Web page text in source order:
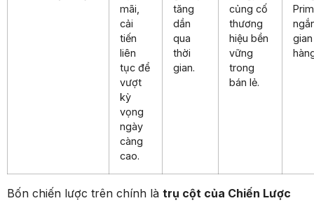
mãi,
cải
tiến
liên
tục để
vượt
kỳ
vọng
ngày
càng
cao.
tăng
dần
qua
thời
gian.
củng cố
thương
hiệu bền
vững
trong
bán lẻ.
Bốn chiến lược trên chính là trụ cột của Chiến Lược